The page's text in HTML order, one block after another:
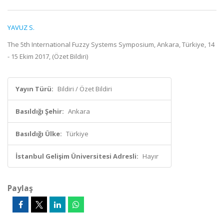
YAVUZ S.
The 5th International Fuzzy Systems Symposium, Ankara, Türkiye, 14
- 15 Ekim 2017, (Özet Bildiri)
Yayın Türü: Bildiri / Özet Bildiri
Basıldığı Şehir: Ankara
Basıldığı Ülke: Türkiye
İstanbul Gelişim Üniversitesi Adresli: Hayır
Paylaş